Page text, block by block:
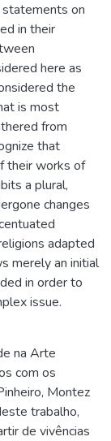
on
in their
here as
the
is most
from
that
their works of
a plural,
changes
adapted
merely an initial
in order to
issue.
na Arte
com os
Montez
trabalho,
de vivências